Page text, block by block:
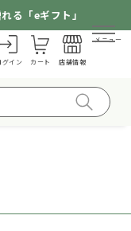
る「eギフト」
グイン カート 店舗情報
メニュー